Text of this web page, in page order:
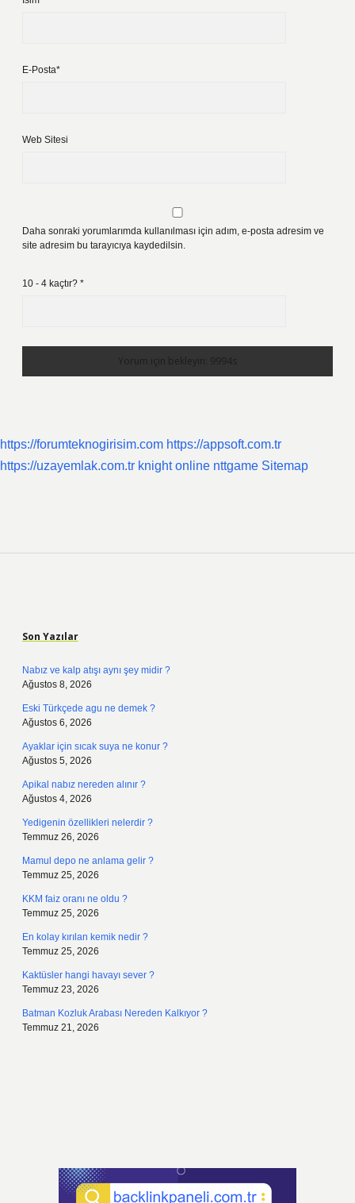
E-Posta*
Web Sitesi
Daha sonraki yorumlarımda kullanılması için adım, e-posta adresim ve
site adresim bu tarayıcıya kaydedilsin.
10 - 4 kaçtır? *
https://forumteknogirisim.com https://appsoft.com.tr
https://uzayemlak.com.tr knight online nttgame Sitemap
Son Yazılar
Nabız ve kalp atışı aynı şey midir ?
Ağustos 8, 2026
Eski Türkçede agu ne demek ?
Ağustos 6, 2026
Ayaklar için sıcak suya ne konur ?
Ağustos 5, 2026
Apikal nabız nereden alınır ?
Ağustos 4, 2026
Yedigenin özellikleri nelerdir ?
Temmuz 26, 2026
Mamul depo ne anlama gelir ?
Temmuz 25, 2026
KKM faiz oranı ne oldu ?
Temmuz 25, 2026
En kolay kırılan kemik nedir ?
Temmuz 25, 2026
Kaktüsler hangi havayı sever ?
Temmuz 23, 2026
Batman Kozluk Arabası Nereden Kalkıyor ?
Temmuz 21, 2026